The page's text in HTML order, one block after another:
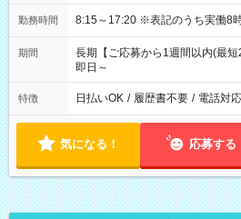
勤務時間 8:15～17:20 ※表記のうち実
期間
長期【ご応募から1週間以内(最短
即日～
特徴 日払いOK / 履歴書不要 / 電話対
気になる！ 応募する